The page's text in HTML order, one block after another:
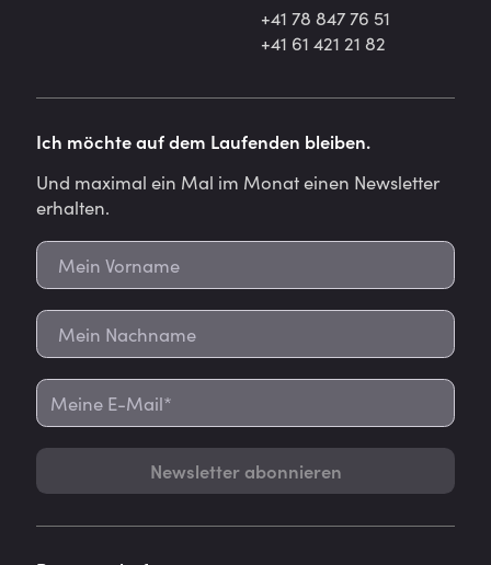
+41 78 847 76 51
+41 61 421 21 82
Ich möchte auf dem Laufenden bleiben.
Und maximal ein Mal im Monat einen Newsletter
erhalten.
Newsletter abonnieren